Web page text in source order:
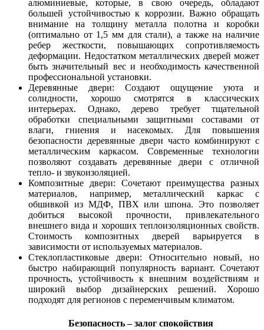
алюминиевые, которые, в свою очередь, обладают
большей устойчивостью к коррозии. Важно обращать
внимание на толщину металла полотна и коробки
(оптимально от 1,5 мм для стали), а также на наличие
ребер жесткости, повышающих сопротивляемость
деформации. Недостатком металлических дверей может
быть значительный вес и необходимость качественной
профессиональной установки.
Деревянные двери: Создают ощущение уюта и
солидности, хорошо смотрятся в классических
интерьерах. Однако, дерево требует тщательной
обработки специальными защитными составами от
влаги, гниения и насекомых. Для повышения
безопасности деревянные двери часто комбинируют с
металлическим каркасом. Современные технологии
позволяют создавать деревянные двери с отличной
тепло- и звукоизоляцией.
Композитные двери: Сочетают преимущества разных
материалов, например, металлический каркас с
обшивкой из МДФ, ПВХ или шпона. Это позволяет
добиться высокой прочности, привлекательного
внешнего вида и хороших теплоизоляционных свойств.
Стоимость композитных дверей варьируется в
зависимости от используемых материалов.
Стеклопластиковые двери: Относительно новый, но
быстро набирающий популярность вариант. Сочетают
прочность, устойчивость к внешним воздействиям и
широкий выбор дизайнерских решений. Хорошо
подходят для регионов с переменчивым климатом.
Безопасность – залог спокойствия